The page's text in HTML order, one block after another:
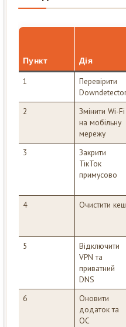
Пункт Дія
1
Перевірити
Downdetector
2
Змінити Wi-Fi
на мобільну
мережу
3
Закрити
ТікТок
примусово
4
Очистити кеш
5
Відключити
VPN та
приватний
DNS
6
Оновити
додаток та
ОС